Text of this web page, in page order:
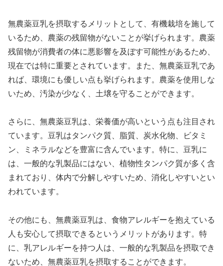
無農薬豆乳を摂取するメリットとして、有機栽培を施して
いるため、農薬の残留物がないことが挙げられます。農薬
残留物が消費者の体に悪影響を及ぼす可能性があるため、
現在では特に重要とされています。また、無農薬豆乳であ
れば、環境にも優しい点も挙げられます。農薬を使用しな
いため、汚染が少なく、土壌を守ることができます。
さらに、無農薬豆乳は、栄養価が高いという点も注目され
ています。豆乳はタンパク質、脂質、炭水化物、ビタミ
ン、ミネラルなどを豊富に含んでいます。特に、豆乳に
は、一般的な乳製品にはない、植物性タンパク質が多く含
まれており、体内で分解しやすいため、消化しやすいとい
われています。
その他にも、無農薬豆乳は、食物アレルギーを抱えている
人も安心して摂取できるというメリットがあります。特
に、乳アレルギーを持つ人は、一般的な乳製品を摂取でき
ないため、無農薬豆乳を摂取することができます。